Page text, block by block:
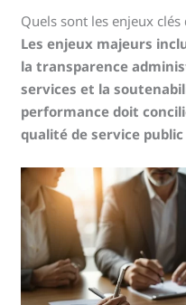
Quels sont les enjeux
Les enjeux majeurs
la transparence
services et la
performance doit
qualité de service